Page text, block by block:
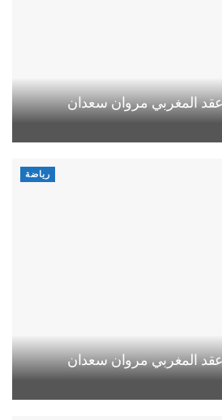
المغربي مروان سعدان
رياضة
المغربي مروان سعدان